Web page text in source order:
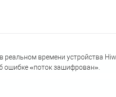
реальном времени устройства Hi
ошибке «поток зашифрован».